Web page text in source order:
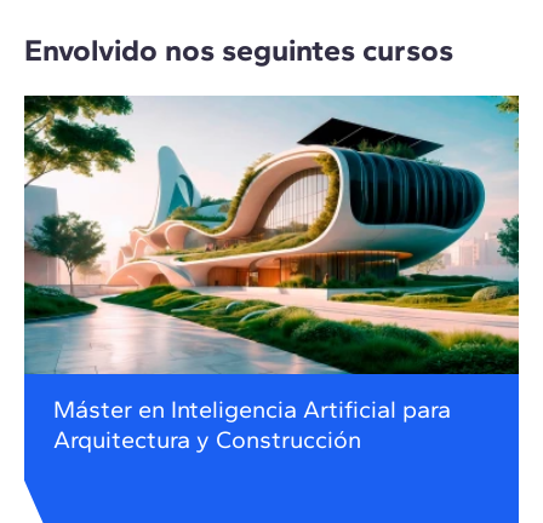
Envolvido nos seguintes cursos
Máster en Inteligencia Artificial para
Arquitectura y Construcción